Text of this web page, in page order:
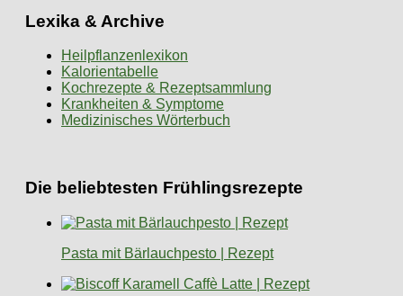
Lexika & Archive
Heilpflanzenlexikon
Kalorientabelle
Kochrezepte & Rezeptsammlung
Krankheiten & Symptome
Medizinisches Wörterbuch
Die beliebtesten Frühlingsrezepte
Pasta mit Bärlauchpesto | Rezept